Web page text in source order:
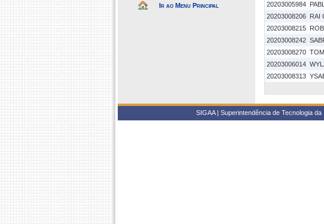
Ir ao Menu Principal
20203005984
20203008206 RAI
20203008215
20203008242
20203008270
20203006014
20203008313
SIGAA | Superintendência de Tecnologia